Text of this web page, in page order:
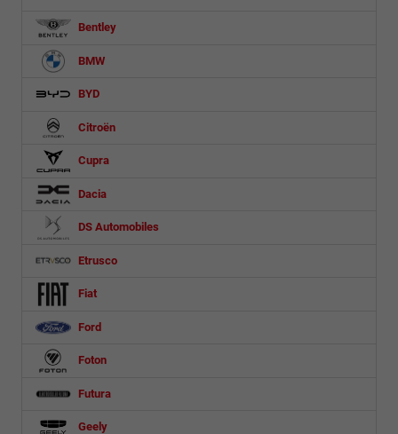
Bentley
BMW
BYD
Citroën
Cupra
Dacia
DS Automobiles
Etrusco
Fiat
Ford
Foton
Futura
Geely